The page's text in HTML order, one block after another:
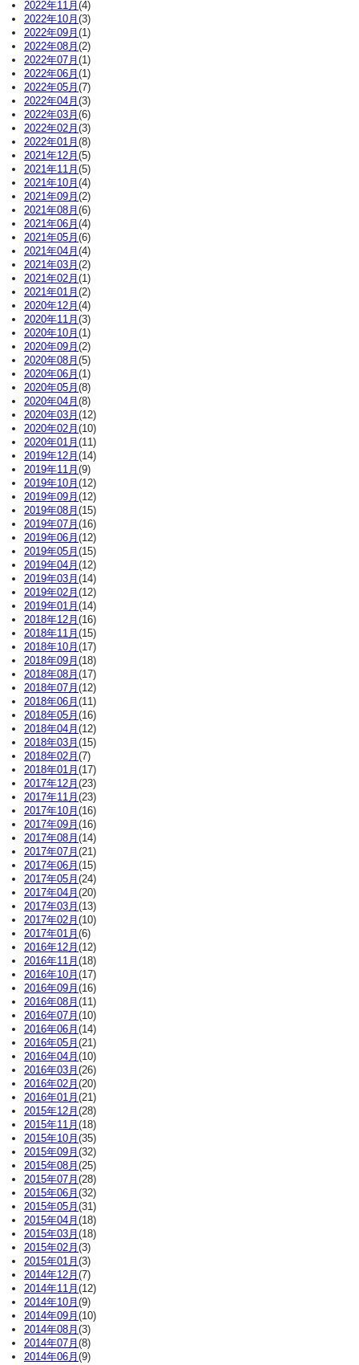
2022年11月(4)
2022年10月(3)
2022年09月(1)
2022年08月(2)
2022年07月(1)
2022年06月(1)
2022年05月(7)
2022年04月(3)
2022年03月(6)
2022年02月(3)
2022年01月(8)
2021年12月(5)
2021年11月(5)
2021年10月(4)
2021年09月(2)
2021年08月(6)
2021年06月(4)
2021年05月(6)
2021年04月(4)
2021年03月(2)
2021年02月(1)
2021年01月(2)
2020年12月(4)
2020年11月(3)
2020年10月(1)
2020年09月(2)
2020年08月(5)
2020年06月(1)
2020年05月(8)
2020年04月(8)
2020年03月(12)
2020年02月(10)
2020年01月(11)
2019年12月(14)
2019年11月(9)
2019年10月(12)
2019年09月(12)
2019年08月(15)
2019年07月(16)
2019年06月(12)
2019年05月(15)
2019年04月(12)
2019年03月(14)
2019年02月(12)
2019年01月(14)
2018年12月(16)
2018年11月(15)
2018年10月(17)
2018年09月(18)
2018年08月(17)
2018年07月(12)
2018年06月(11)
2018年05月(16)
2018年04月(12)
2018年03月(15)
2018年02月(7)
2018年01月(17)
2017年12月(23)
2017年11月(23)
2017年10月(16)
2017年09月(16)
2017年08月(14)
2017年07月(21)
2017年06月(15)
2017年05月(24)
2017年04月(20)
2017年03月(13)
2017年02月(10)
2017年01月(6)
2016年12月(12)
2016年11月(18)
2016年10月(17)
2016年09月(16)
2016年08月(11)
2016年07月(10)
2016年06月(14)
2016年05月(21)
2016年04月(10)
2016年03月(26)
2016年02月(20)
2016年01月(21)
2015年12月(28)
2015年11月(18)
2015年10月(35)
2015年09月(32)
2015年08月(25)
2015年07月(28)
2015年06月(32)
2015年05月(31)
2015年04月(18)
2015年03月(18)
2015年02月(3)
2015年01月(3)
2014年12月(7)
2014年11月(12)
2014年10月(9)
2014年09月(10)
2014年08月(3)
2014年07月(8)
2014年06月(9)